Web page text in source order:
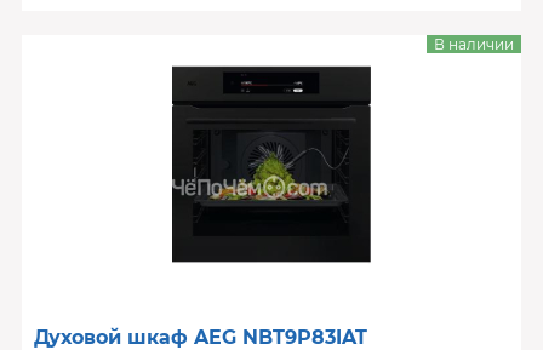
Духовой шкаф AEG NBT9P83IAT
В наличии